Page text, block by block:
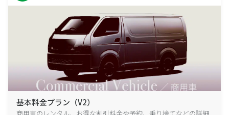
基本料金プラン（V2）